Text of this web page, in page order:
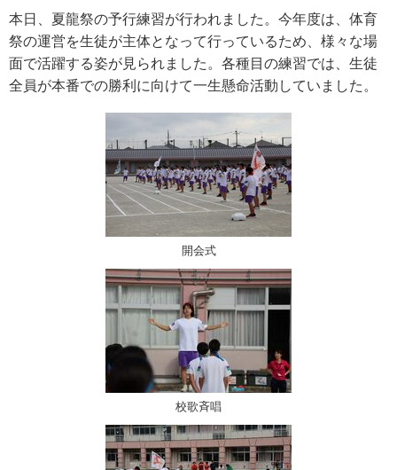
本日、夏龍祭の予行練習が行われました。今年度は、体育
祭の運営を生徒が主体となって行っているため、様々な場
面で活躍する姿が見られました。各種目の練習では、生徒
全員が本番での勝利に向けて一生懸命活動していました。
開会式
校歌斉唱